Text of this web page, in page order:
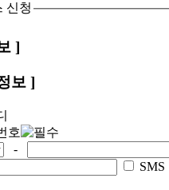
신청
]
보 ]
호
-